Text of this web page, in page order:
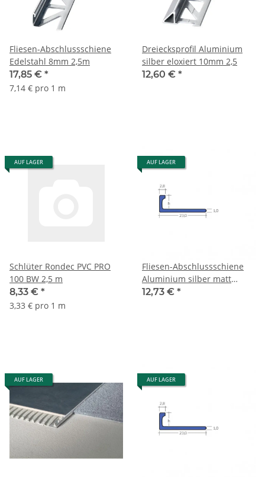
Fliesen-Abschlussschiene
Edelstahl 8mm 2,5m
17,85 € *
7,14 € pro 1 m
Dreiecksprofil Aluminium
silber eloxiert 10mm 2,5
12,60 € *
AUF LAGER
Schlüter Rondec PVC PRO
100 BW 2,5 m
8,33 € *
3,33 € pro 1 m
AUF LAGER
Fliesen-Abschlussschiene
Aluminium silber matt
eloxiert 6mm 2,5m
12,73 € *
AUF LAGER AUF LAGER